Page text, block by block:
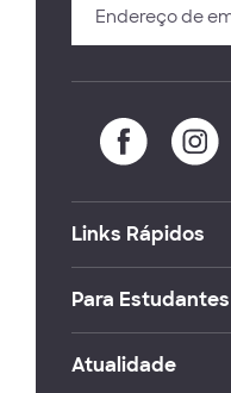
Links Rápidos
Para Estudantes
Atualidade